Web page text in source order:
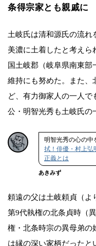
条得宗家とも親戚に
土岐氏は清和源氏の流れ
美濃に土着したと考えら
国土岐郡（岐阜県南東
維持にも努めた。また、
ど、有力御家人の一人で
公・明智光秀も土岐氏の
明智光秀の心の
拭！俳優・村上弘
正義とは
あきみず
頼遠の父は土岐頼貞（よ
第9代執権の北条貞時（
権・北条時宗の異母弟の
は縁の深い家柄だったと